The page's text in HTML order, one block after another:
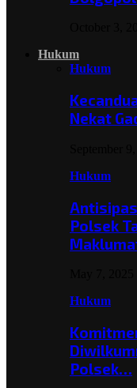
Hukum
Hukum
Nekat
Hukum
Polsek
Hukum
Polsek…